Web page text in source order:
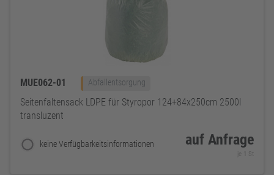
MUE062-01 Abfallentsorgung
Seitenfaltensack LDPE für Styropor 124+84x250cm 2500l
transluzent
keine Verfügbarkeitsinformationen auf Anfrage
je 1 St